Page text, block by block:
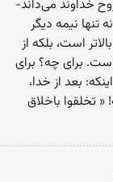
خداوند می‌داند-
تنها نیمه دیگر
است، بلکه از
برای چه؟ برای
بعد از خدا،
« تخلقوا باخلاق